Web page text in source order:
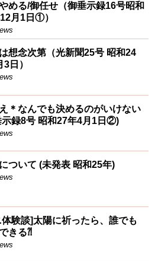
める/御任せ（御垂示録16号昭和
月1日①）
想念次第（光新聞25号 昭和24
日）
＊なんでも決めるのがいけない
示録8号 昭和27年4月1日②)
ついて (未発表 昭和25年)
体験談]太陽に祈ったら、誰でも
きる⁈